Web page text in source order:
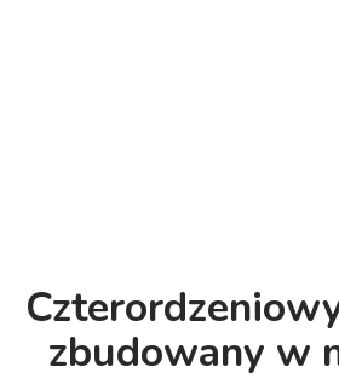
zbudowany w